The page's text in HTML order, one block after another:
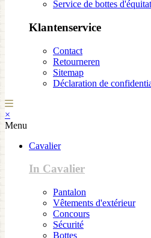
Service de bottes
Klantenservice
Contact
Retourneren
Sitemap
Déclaration de
×
Menu
Cavalier
In Cavalier
Pantalon
Vêtements d'extérieur
Concours
Sécurité
Bottes